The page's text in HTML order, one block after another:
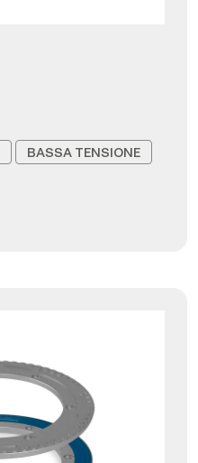
BASSA TENSIONE